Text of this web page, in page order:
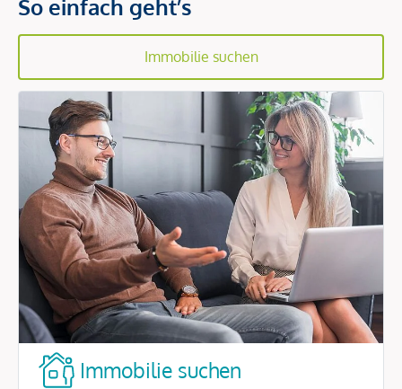
So einfach geht’s
Immobilie suchen
Immobilie suchen